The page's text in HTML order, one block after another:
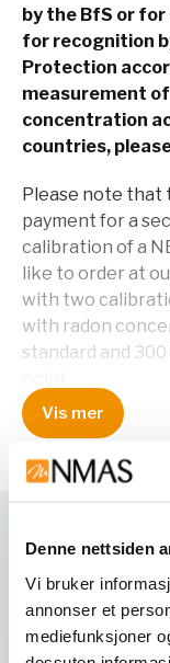
Denne nettsiden
Vi bruker
annonser et
mediefunksjoner
by the BfS or
for recognition
Protection
measurement
concentration
countries,
Please note that
payment for a
calibration of a
like to order at
with two
with radon
standard and
A separate
calibration point.
separate service:
- RTM 1688-2
If you need the
Vis mer
Varianter